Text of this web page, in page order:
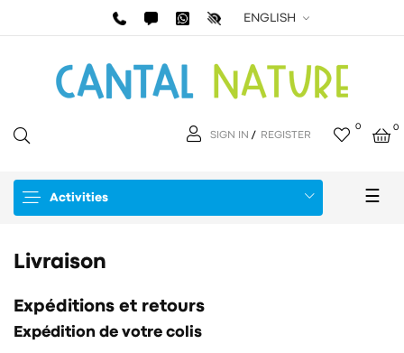
ENGLISH
SIGN IN / REGISTER
0 0
Activities ☰
Livraison
Expéditions et retours
Expédition de votre colis